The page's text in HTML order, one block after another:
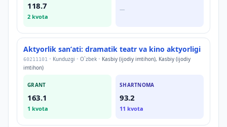
118.7
2 kvota
—
Aktyorlik sanʼati: dramatik teatr va kino aktyorligi
60211101 • Kunduzgi • O`zbek • Kasbiy (ijodiy imtihon), Kasbiy (ijodiy
imtihon)
GRANT
163.1
1 kvota
SHARTNOMA
93.2
11 kvota